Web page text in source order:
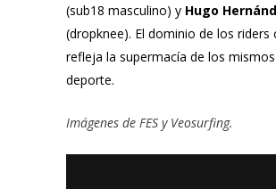
(sub18 masculino) y Hugo
(dropknee). El dominio de los riders
refleja la supermacía de los
deporte.
Imágenes de FES y Veosurfing.